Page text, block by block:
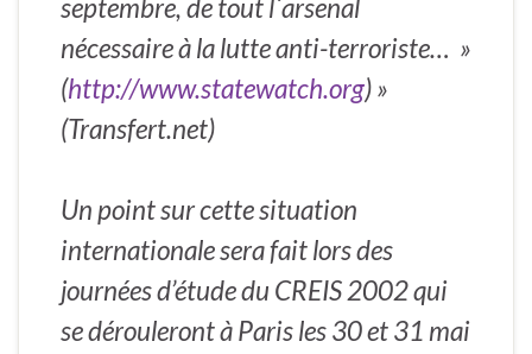
septembre, de tout l´arsenal
nécessaire à la lutte anti-terroriste… »
(http://www.statewatch.org) »
(Transfert.net)
Un point sur cette situation
internationale sera fait lors des
journées d’étude du CREIS 2002 qui
se dérouleront à Paris les 30 et 31 mai